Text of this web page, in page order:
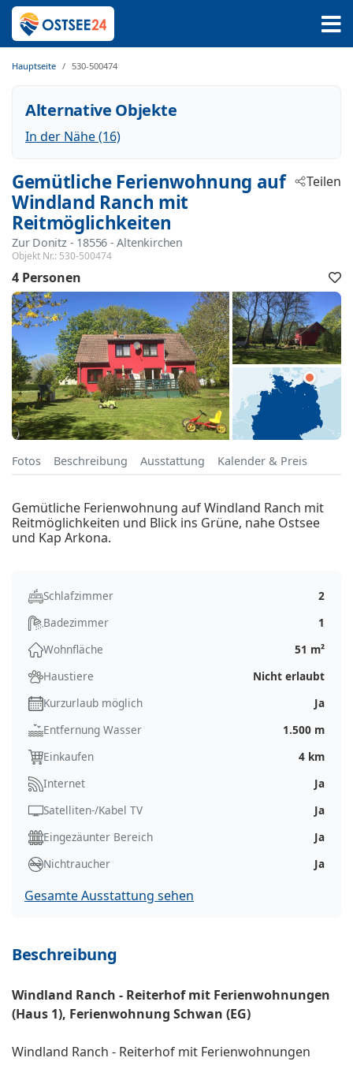
Hauptseite 530-500474
Alternative Objekte
In der Nähe (16)
Gemütliche Ferienwohnung auf
Windland Ranch mit
Reitmöglichkeiten
Zur Donitz - 18556 - Altenkirchen
Objekt Nr.: 530-500474
Teilen
4 Personen
Fotos Beschreibung Ausstattung Kalender & Preis
Gemütliche Ferienwohnung auf Windland Ranch mit
Reitmöglichkeiten und Blick ins Grüne, nahe Ostsee
und Kap Arkona.
Schlafzimmer
2
Badezimmer
1
Wohnfläche
51 m²
Haustiere
Nicht erlaubt
Kurzurlaub möglich
Ja
Entfernung Wasser
1.500 m
Einkaufen
4 km
Internet
Ja
Satelliten-/Kabel TV
Ja
Eingezäunter Bereich
Ja
Nichtraucher
Ja
Gesamte Ausstattung sehen
Beschreibung
Windland Ranch - Reiterhof mit Ferienwohnungen
(Haus 1), Ferienwohnung Schwan (EG)
Windland Ranch - Reiterhof mit Ferienwohnungen